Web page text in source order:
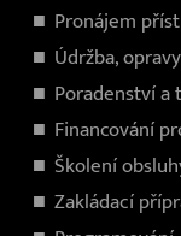
Pronájem
Údržba,
Poradenství
Financování
Školení
Zakládací